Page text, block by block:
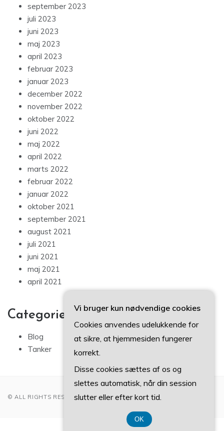
september 2023
juli 2023
juni 2023
maj 2023
april 2023
februar 2023
januar 2023
december 2022
november 2022
oktober 2022
juni 2022
maj 2022
april 2022
marts 2022
februar 2022
januar 2022
oktober 2021
september 2021
august 2021
juli 2021
juni 2021
maj 2021
april 2021
Categories
Blog
Tanker
© ALL RIGHTS RESERVED 2022
Vi bruger kun nødvendige cookies
Cookies anvendes udelukkende for
at sikre, at hjemmesiden fungerer
korrekt.
Disse cookies sættes af os og
slettes automatisk, når din session
slutter eller efter kort tid.
OK